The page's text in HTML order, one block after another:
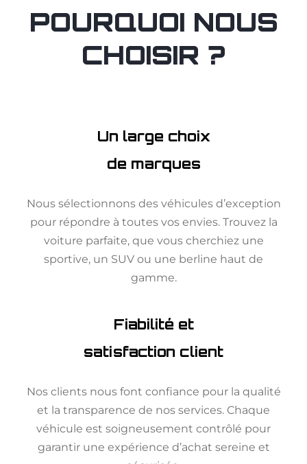
POURQUOI NOUS
CHOISIR ?
Un large choix
de marques
Nous sélectionnons des véhicules d’exception
pour répondre à toutes vos envies. Trouvez la
voiture parfaite, que vous cherchiez une
sportive, un SUV ou une berline haut de
gamme.
Fiabilité et
satisfaction client
Nos clients nous font confiance pour la qualité
et la transparence de nos services. Chaque
véhicule est soigneusement contrôlé pour
garantir une expérience d’achat sereine et